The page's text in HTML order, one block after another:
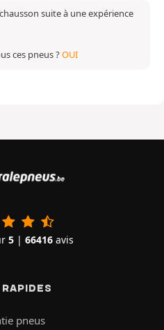
suite à une expérience
ces pneus ?OUI
5 | 66416 avis
pneus